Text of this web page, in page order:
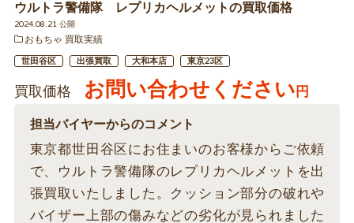
ウルトラ警備隊 レプリカヘルメットの買取価格
2024.08.21 公開
おもちゃ 買取実績
世田谷区 出張買取 大和本店 東京23区
買取価格 お問い合わせください 円
担当バイヤーからのコメント
東京都世田谷区にお住まいのお客様からご依頼
で、ウルトラ警備隊のレプリカヘルメットを出
張買取いたしました。クッション部分の破れや
バイザー上部の傷みなどの劣化が見られました